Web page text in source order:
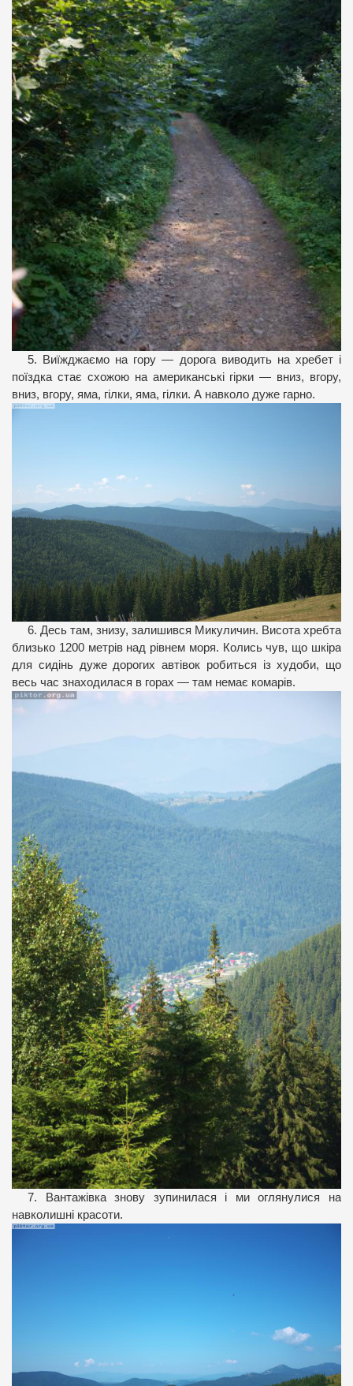
5. Виїжджаємо на гору — дорога виводить на хребет і
поїздка стає схожою на американські гірки — вниз, вгору,
вниз, вгору, яма, гілки, яма, гілки. А навколо дуже гарно.
6. Десь там, знизу, залишився Микуличин. Висота хребта
близько 1200 метрів над рівнем моря. Колись чув, що шкіра
для сидінь дуже дорогих автівок робиться із худоби, що
весь час знаходилася в горах — там немає комарів.
7. Вантажівка знову зупинилася і ми оглянулися на
навколишні красоти.